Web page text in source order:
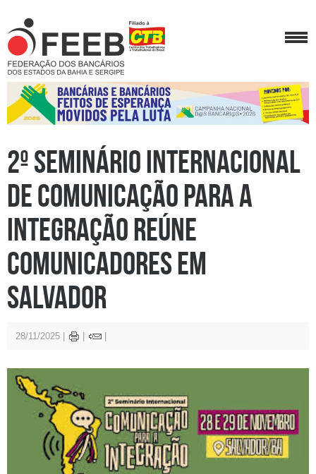
2º Seminário Internacional
de Comunicação para a
integração reúne
comunicadores em
Salvador
28/11/2025